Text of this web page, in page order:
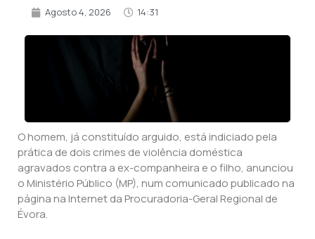
Agosto 4, 2026 14:31
O homem, já constituído arguido, está indiciado pela
prática de dois crimes de violência doméstica
agravados contra a ex-companheira e o filho, anunciou
o Ministério Público (MP), num comunicado publicado na
página na Internet da Procuradoria-Geral Regional de
Évora.